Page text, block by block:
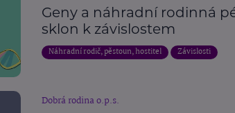
Geny a náhradní rodinná
sklon k závislostem
Náhradní rodič, pěstoun, hostitel Závislosti
Dobrá rodina o.p.s.